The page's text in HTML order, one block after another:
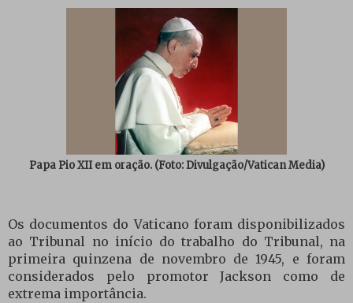
Papa Pio XII em oração. (Foto: Divulgação/Vatican Media)
Os documentos do Vaticano foram disponibilizados
ao Tribunal no início do trabalho do Tribunal, na
primeira quinzena de novembro de 1945, e foram
considerados pelo promotor Jackson como de
extrema importância.